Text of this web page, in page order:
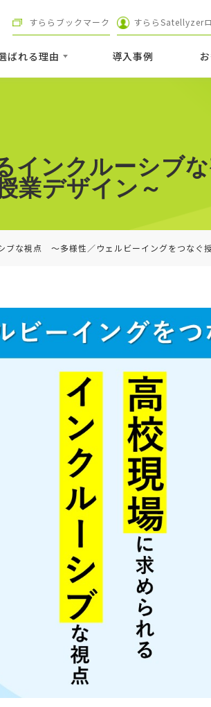
すららブックマーク すららSatellyzer
ばれる理由 導⼊事例
インクルーシブ
業デザイン～
ブな視点 ～多様性／ウェルビーイングをつなぐ